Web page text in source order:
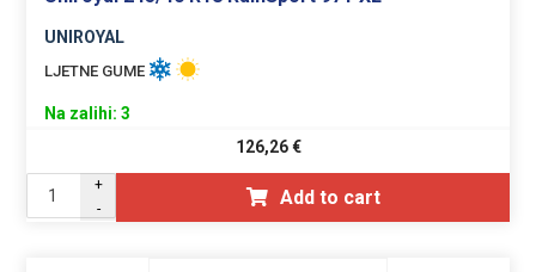
UNIROYAL
LJETNE GUME
Na zalihi: 3
126,26€
+
-
Add to cart